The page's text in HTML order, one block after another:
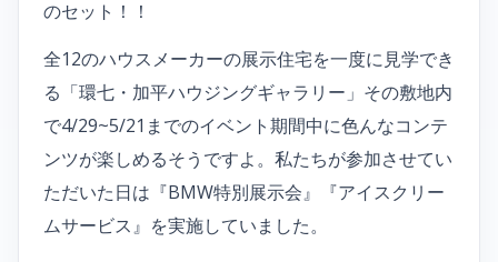
のセット！！
全12のハウスメーカーの展示住宅を一度に見学でき
る「環七・加平ハウジングギャラリー」その敷地内
で4/29~5/21までのイベント期間中に色んなコンテ
ンツが楽しめるそうですよ。私たちが参加させてい
ただいた日は『BMW特別展示会』『アイスクリー
ムサービス』を実施していました。